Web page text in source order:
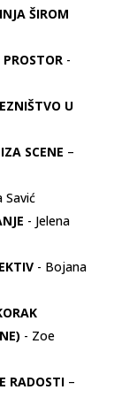
ŠIROM
-
U
SCENE –
- Jelena
- Bojana
- Zoe
RADOSTI–